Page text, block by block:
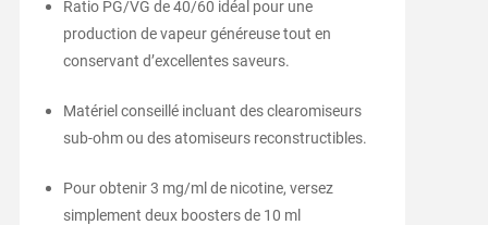
Ratio PG/VG de 40/60 idéal pour une
production de vapeur généreuse tout en
conservant d’excellentes saveurs.
Matériel conseillé incluant des clearomiseurs
sub-ohm ou des atomiseurs reconstructibles.
Pour obtenir 3 mg/ml de nicotine, versez
simplement deux boosters de 10 ml